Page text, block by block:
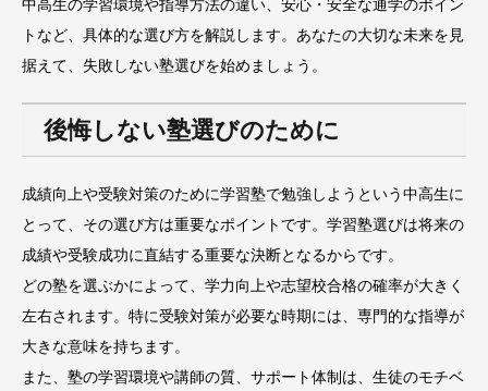
中高生の学習環境や指導方法の違い、安心・安全な通学のポイン
トなど、具体的な選び方を解説します。あなたの大切な未来を見
据えて、失敗しない塾選びを始めましょう。
後悔しない塾選びのために
成績向上や受験対策のために学習塾で勉強しようという中高生に
とって、その選び方は重要なポイントです。学習塾選びは将来の
成績や受験成功に直結する重要な決断となるからです。
どの塾を選ぶかによって、学力向上や志望校合格の確率が大きく
左右されます。特に受験対策が必要な時期には、専門的な指導が
大きな意味を持ちます。
また、塾の学習環境や講師の質、サポート体制は、生徒のモチベ